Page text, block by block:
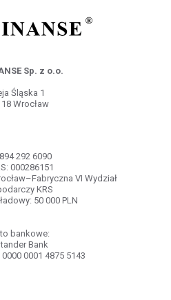
Sp. z o.o.
Śląska 1
Wrocław
292 6090
000286151
VI Wydział
KRS
50 000 PLN
bankowe:
Bank
0001 4875 5143